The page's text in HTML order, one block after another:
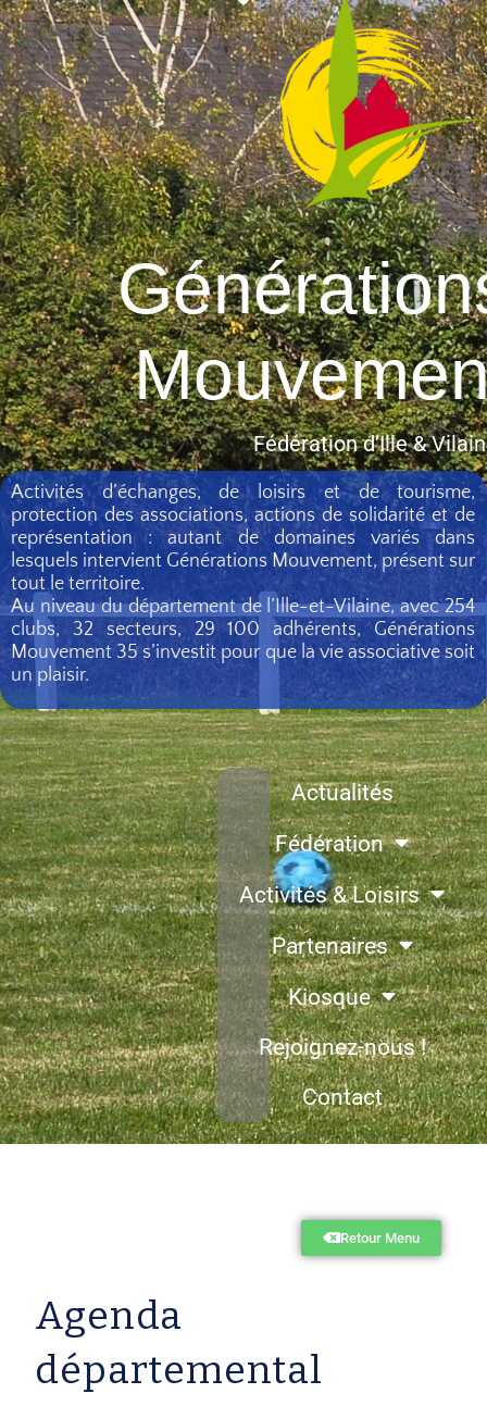
Fédération d’Ille &
Activités d’échanges, de loisirs et de tourisme,
protection des associations, actions de solidarité et de
représentation : autant de domaines variés dans
lesquels intervient Générations Mouvement, présent sur
tout le territoire.
Au niveau du département de l’Ille-et-Vilaine, avec 254
clubs, 32 secteurs, 29 100 adhérents, Générations
Mouvement 35 s’investit pour que la vie associative soit
un plaisir.
Actualités
Fédération
Activités & Loisirs
Partenaires
Kiosque
Rejoignez-nous !
Contact
Retour Menu
Agenda
départemental